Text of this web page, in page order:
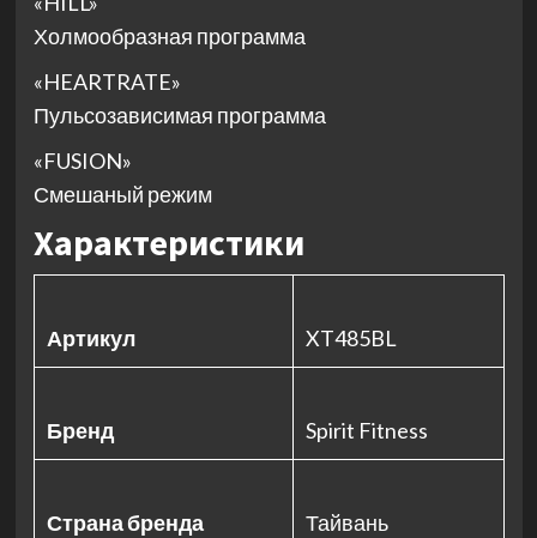
Холмообразная программа
«HEARTRATE»
Пульсозависимая программа
«FUSION»
Смешаный режим
Характеристики
Артикул XT485BL
Бренд Spirit Fitness
Страна бренда Тайвань